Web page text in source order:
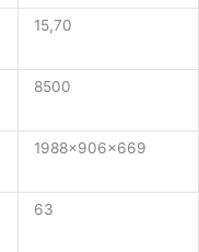
15,70
8500
1988×906×669
63